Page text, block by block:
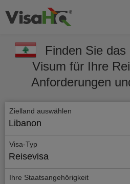
Finden Sie
Visum für Ihre
Anforderungen
Zielland auswählen
Libanon
Visa-Typ
Reisevisa
Ihre Staatsangehörigkeit